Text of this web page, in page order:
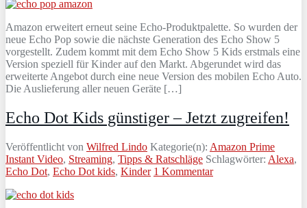
Amazon erweitert erneut seine Echo-Produktpalette. So wurden der
neue Echo Pop sowie die nächste Generation des Echo Show 5
vorgestellt. Zudem kommt mit dem Echo Show 5 Kids erstmals eine
Version speziell für Kinder auf den Markt. Abgerundet wird das
erweiterte Angebot durch eine neue Version des mobilen Echo Auto.
Die Auslieferung aller neuen Geräte […]
Echo Dot Kids günstiger – Jetzt zugreifen!
Veröffentlicht von Wilfred Lindo Kategorie(n): Amazon Prime
Instant Video, Streaming, Tipps & Ratschläge Schlagwörter: Alexa,
Echo Dot, Echo Dot kids, Kinder 1 Kommentar